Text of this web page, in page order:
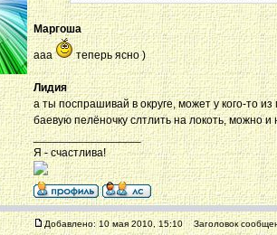
Маргоша
ааа теперь ясно )
Лидия
а ты поспрашивай в округе, может у кого-то
баевую пелёночку слтлить на локоть, можно
_________________
Я - счастлива!
Добавлено: 10 мая 2010, 15:10 Заголовок